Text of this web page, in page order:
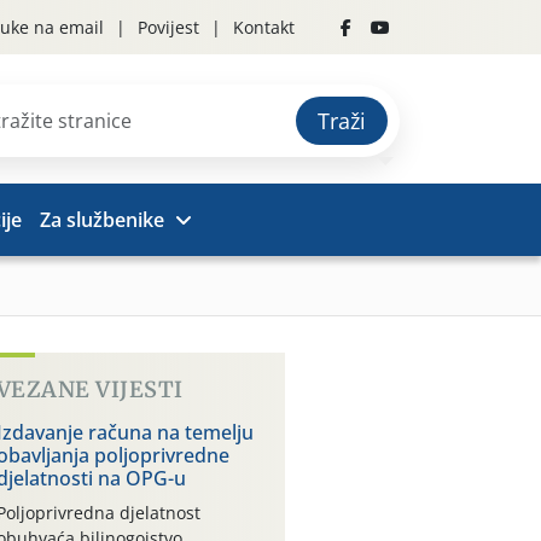
na email Povijest Kontakt
Traži
Za službenike
VIJESTI
računa na temelju
poljoprivredne
na OPG-u
djelatnost